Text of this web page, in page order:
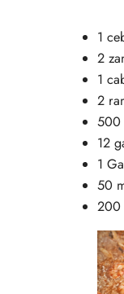
1
2
1
2
500
12
1
50
200